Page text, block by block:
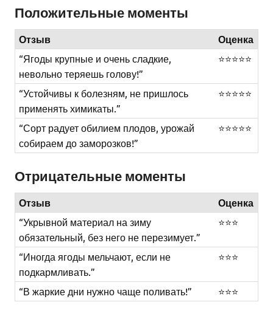
Положительные моменты
Отзыв Оценка
“Ягоды крупные и очень сладкие,
невольно теряешь голову!”
⭐⭐⭐⭐⭐
“Устойчивы к болезням, не пришлось
применять химикаты.”
⭐⭐⭐⭐⭐
“Сорт радует обилием плодов, урожай
собираем до заморозков!”
⭐⭐⭐⭐⭐
Отрицательные моменты
Отзыв Оценка
“Укрывной материал на зиму
обязательный, без него не перезимует.”
⭐⭐⭐
“Иногда ягоды мельчают, если не
подкармливать.”
⭐⭐⭐
“В жаркие дни нужно чаще поливать!” ⭐⭐⭐